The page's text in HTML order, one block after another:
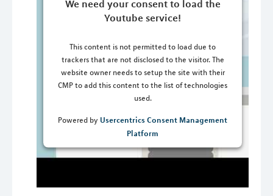
We need your consent to load the
Youtube service!
This content is not permitted to load due to
trackers that are not disclosed to the visitor. The
website owner needs to setup the site with their
CMP to add this content to the list of technologies
used.
Powered by Usercentrics Consent Management
Platform